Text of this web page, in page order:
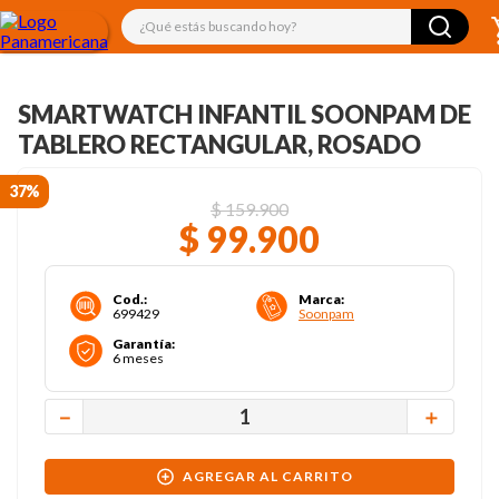
¿Qué estás buscando hoy?
SMARTWATCH INFANTIL SOONPAM DE
TABLERO RECTANGULAR, ROSADO
37%
$159.900
$ 99.900
Cod.:
699429
Marca:
Soonpam
Garantía:
6 meses
＋
－
AGREGAR AL CARRITO